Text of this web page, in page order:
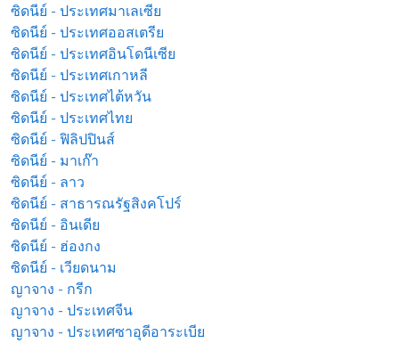
ซิดนีย์ - ประเทศมาเลเซีย
ซิดนีย์ - ประเทศออสเตรีย
ซิดนีย์ - ประเทศอินโดนีเซีย
ซิดนีย์ - ประเทศเกาหลี
ซิดนีย์ - ประเทศไต้หวัน
ซิดนีย์ - ประเทศไทย
ซิดนีย์ - ฟิลิปปินส์
ซิดนีย์ - มาเก๊า
ซิดนีย์ - ลาว
ซิดนีย์ - สาธารณรัฐสิงคโปร์
ซิดนีย์ - อินเดีย
ซิดนีย์ - ฮ่องกง
ซิดนีย์ - เวียดนาม
ญาจาง - กรีก
ญาจาง - ประเทศจีน
ญาจาง - ประเทศซาอุดีอาระเบีย